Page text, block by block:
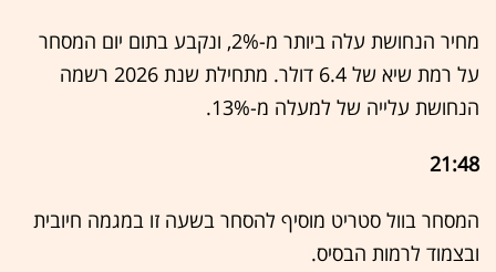
מחיר הנחושת עלה ביותר מ-2%, ונקבע בתום יום המסחר
על רמת שיא של 6.4 דולר. מתחילת שנת 2026 רשמה
הנחושת עלייה של למעלה מ-13%.
21:48
המסחר בוול סטריט מוסיף להסחר בשעה זו במגמה חיובית
ובצמוד לרמות הבסיס.